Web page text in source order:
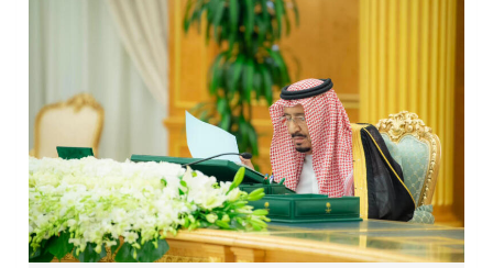
محافظ عفيف يؤدي صلاة عيد الأضحى